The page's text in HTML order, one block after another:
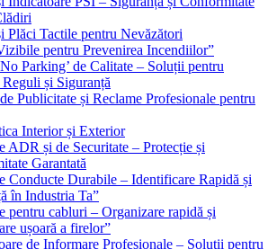
Plăci Tactile pentru Nevăzători
pentru Prevenirea Incendiilor”
Parking’ de Calitate – Soluții pentru
Reguli și Siguranță
Publicitate și Reclame Profesionale pentru
Interior și Exterior
ADR și de Securitate – Protecție și
Garantată
Conducte Durabile – Identificare Rapidă și
în Industria Ta”
pentru cabluri – Organizare rapidă și
ușoară a firelor”
de Informare Profesionale – Soluții pentru